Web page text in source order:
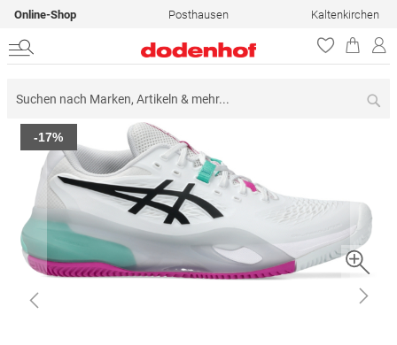
Online-Shop Posthausen Kaltenkirchen
Zum
Ende
Bildergalerie
springen
-17%